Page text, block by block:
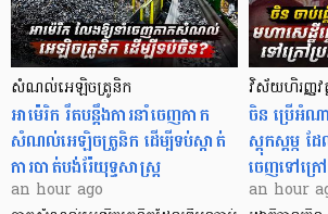
សំណល់អេឡិចត្រូនិក
អាម៉េរិក រឹតបន្តឹងការនាំចេញកាក
សំណល់អេឡិចត្រូនិក ដើម្បីទប់ស្កាត់
ការបាត់បង់រ៉ែយុទ្ធសាស្ត្រ
an hour ago
វិស័យហិរញ្ញវ
ចិន ប្រើ​អំណ
ស្ដុកស្ដម្ភ ដែ
ចេញទៅក្រ
an hour